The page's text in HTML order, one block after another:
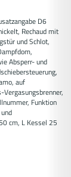
D6
Rechaud mit
und Schlot,
Absperr- und
auf
Funktion
cm, L Kessel 25